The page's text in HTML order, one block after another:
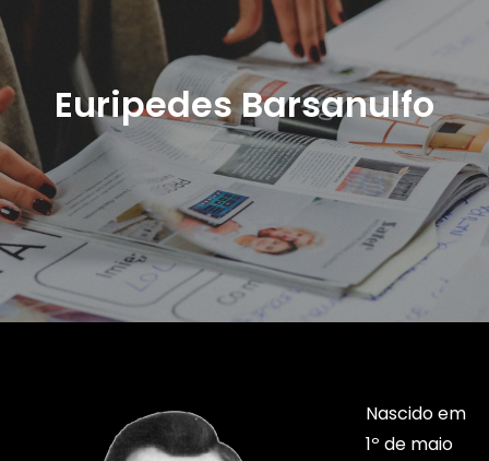
Euripedes Barsanulfo
Nascido em
1º de maio